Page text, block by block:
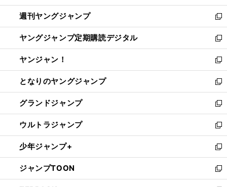
開
く
ウ
で
開
く
ン
ド
ウ
で
開
く
ウ
ィ
ン
ド
ウ
で
開
く
週刊ヤングジャンプ
新
し
い
ウ
ィ
ン
ド
ウ
で
開
く
ヤングジャンプ定期購読デジタル
新
し
い
ウ
ィ
ン
ド
ウ
で
開
く
ヤンジャン！
新
し
い
ウ
ィ
ン
ド
ウ
で
開
く
となりのヤングジャンプ
新
し
い
ウ
ィ
ン
ド
ウ
で
開
グランドジャンプ
新
し
い
ウ
ィ
ン
ド
ウ
ウルトラジャンプ
新
し
い
ウ
ィ
ン
少年ジャンプ+
新
し
い
ウ
ジャンプTOON
新
し